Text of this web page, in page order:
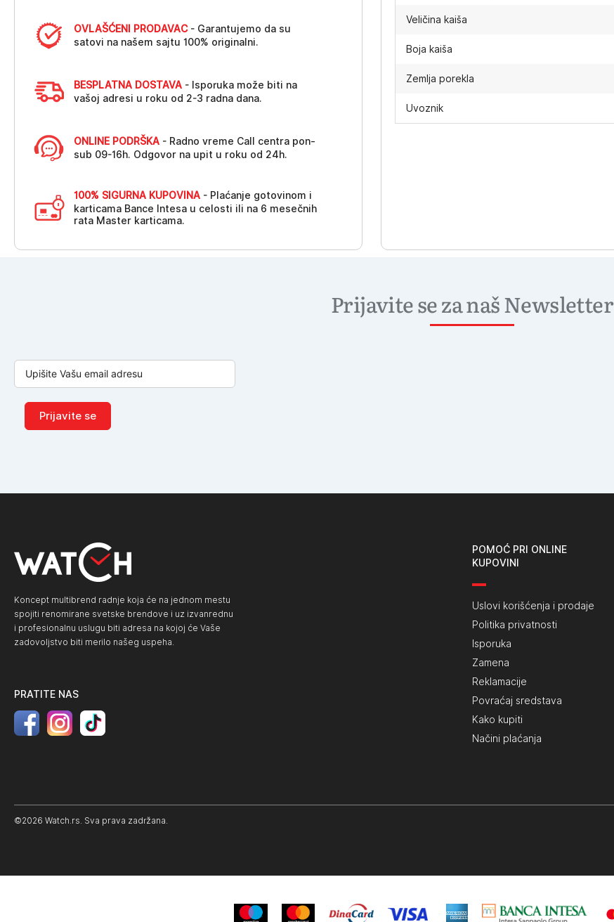
OVLAŠĆENI PRODAVAC- Garantujemo da su
satovi na našem sajtu 100% originalni.
BESPLATNA DOSTAVA - Isporuka može biti na
vašoj adresi u roku od 2-3 radna dana.
ONLINE PODRŠKA - Radno vreme Call centra pon-
sub 09-16h. Odgovor na upit u roku od 24h.
100% SIGURNA KUPOVINA - Plaćanje gotovinom i
karticama Bance Intesa u celosti ili na 6 mesečnih
rata Master karticama.
Veličina kaiša
Boja kaiša
Zemlja porekla
Uvoznik
Prijavite se za naš Newsletter
Prijavite se
Koncept multibrend radnje koja će na jednom mestu
spojiti renomirane svetske brendove i uz izvanrednu
i profesionalnu uslugu biti adresa na kojoj će Vaše
zadovoljstvo biti merilo našeg uspeha.
PRATITE NAS
POMOĆ PRI ONLINE
KUPOVINI
Uslovi korišćenja i prodaje
Politika privatnosti
Isporuka
Zamena
Reklamacije
Povraćaj sredstava
Kako kupiti
Načini plaćanja
©2026 Watch.rs. Sva prava zadržana.